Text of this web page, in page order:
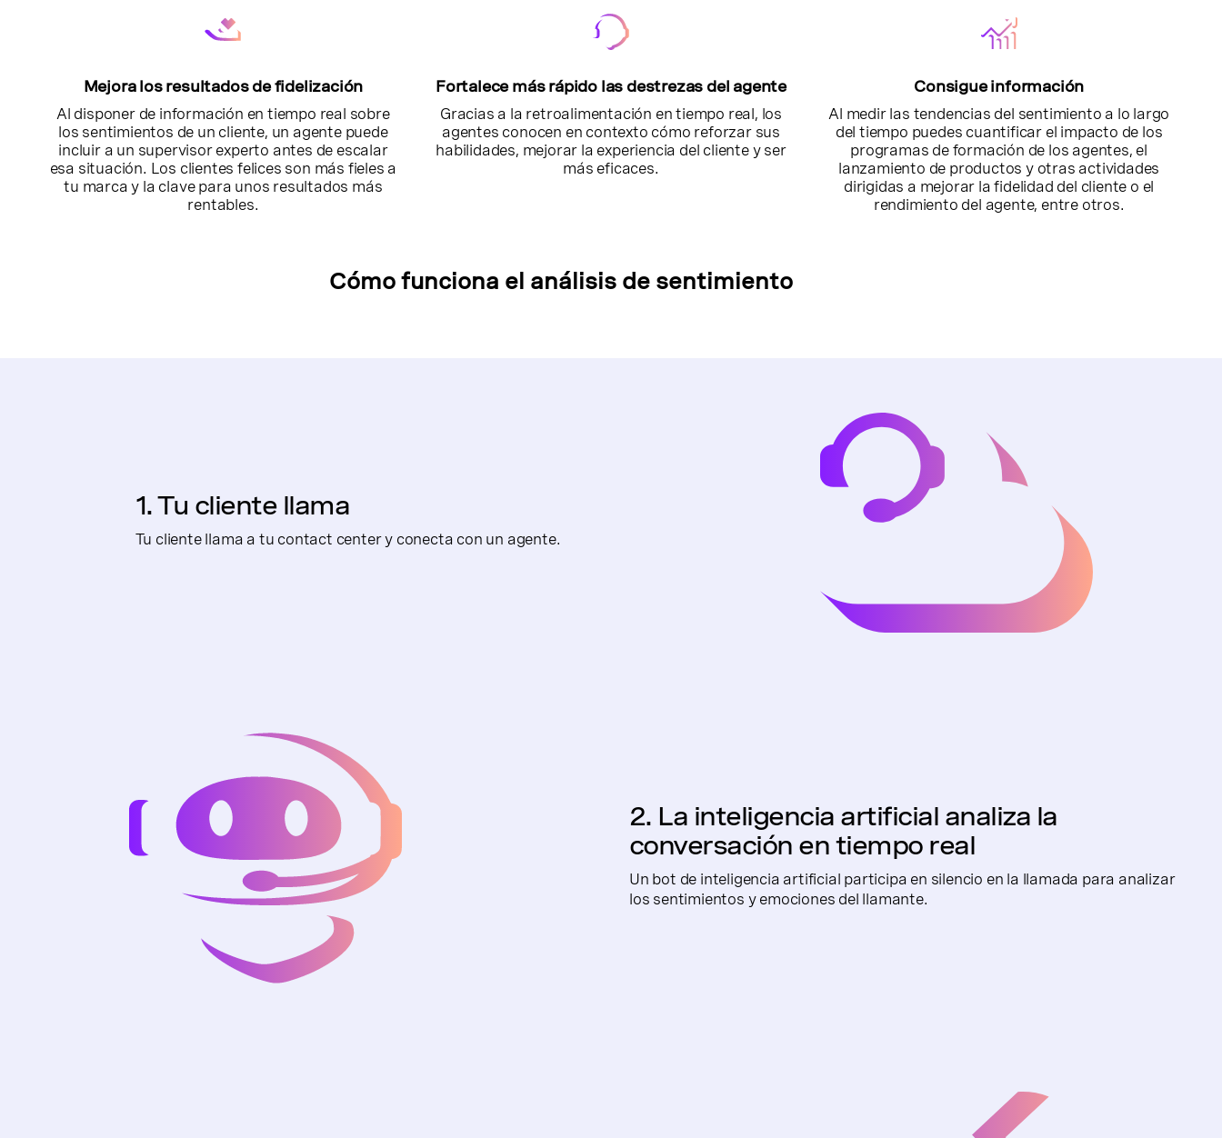
Mejora los resultados de fidelización
Al disponer de información en tiempo real sobre
los sentimientos de un cliente, un agente puede
incluir a un supervisor experto antes de escalar
esa situación. Los clientes felices son más fieles a
tu marca y la clave para unos resultados más
rentables.
Fortalece más rápido las destrezas del agente
Gracias a la retroalimentación en tiempo real, los
agentes conocen en contexto cómo reforzar sus
habilidades, mejorar la experiencia del cliente y ser
más eficaces.
Consigue información
Al medir las tendencias del sentimiento a lo largo
del tiempo puedes cuantificar el impacto de los
programas de formación de los agentes, el
lanzamiento de productos y otras actividades
dirigidas a mejorar la fidelidad del cliente o el
rendimiento del agente, entre otros.
Cómo funciona el análisis de sentimiento
1. Tu cliente llama
Tu cliente llama a tu contact center y conecta con un agente.
2. La inteligencia artificial analiza la
conversación en tiempo real
Un bot de inteligencia artificial participa en silencio en la llamada para analizar
los sentimientos y emociones del llamante.